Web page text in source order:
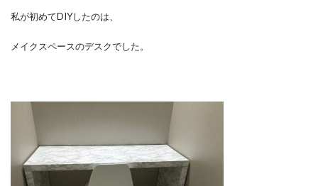
私が初めてDIYしたのは、
メイクスペースのデスクでした。